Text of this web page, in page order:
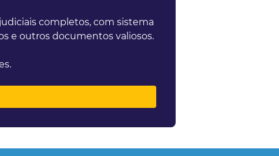
completos, com sistema
e outros documentos valiosos.